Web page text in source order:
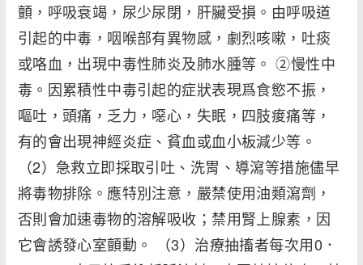
顫，呼吸衰竭，尿少尿閉，肝臟受損。由呼吸道
引起的中毒，咽喉部有異物感，劇烈咳嗽，吐痰
或咯血，出現中毒性肺炎及肺水腫等。 ②慢性中
毒。因累積性中毒引起的症狀表現爲食慾不振，
嘔吐，頭痛，乏力，噁心，失眠，四肢痠痛等，
有的會出現神經炎症、貧血或血小板減少等。
（2）急救立即採取引吐、洗胃、導瀉等措施儘早
將毒物排除。應特別注意，嚴禁使用油類瀉劑，
否則會加速毒物的溶解吸收；禁用腎上腺素，因
它會誘發心室顫動。 （3）治療抽搐者每次用0．